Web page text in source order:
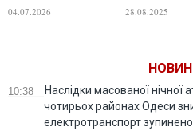
України через
04.07.2026 28.08.2025
10:38
Наслідки масованої нічної
чотирьох районах Одеси
електротранспорт